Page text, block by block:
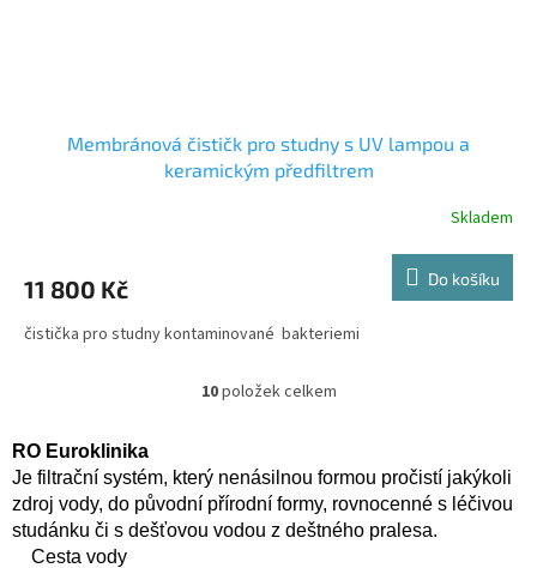
Membránová čističk pro studny s UV lampou a
keramickým předfiltrem
Skladem
11 800 Kč Do košíku
čistička pro studny kontaminované bakteriemi
O
á
d
a
c
10položek celkem
RO Euroklinika
Je filtrační systém, který nenásilnou formou pročistí jakýkoli
zdroj vody, do původní přírodní formy, rovnocenné s léčivou
studánku či s dešťovou vodou z deštného pralesa.
Cesta vody